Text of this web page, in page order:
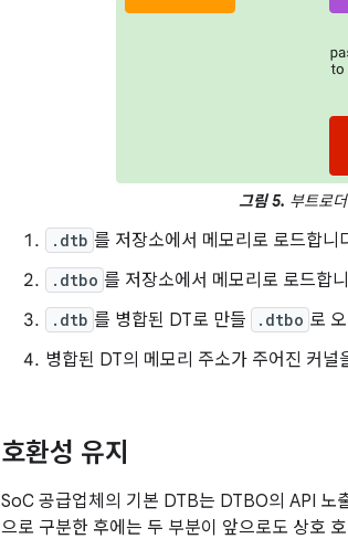
그림 5. 부트로
.dtb 를 저장소에서 메모리로 로드합니
.dtbo 를 저장소에서 메모리로 로드합
.dtb 를 병합된 DT로 만들 .dtbo 로
병합된 DT의 메모리 주소가 주어진 커널
호환성 유지
SoC 공급업체의 기본 DTB는 DTBO의 API 노
으로 구분한 후에는 두 부분이 앞으로도 상호